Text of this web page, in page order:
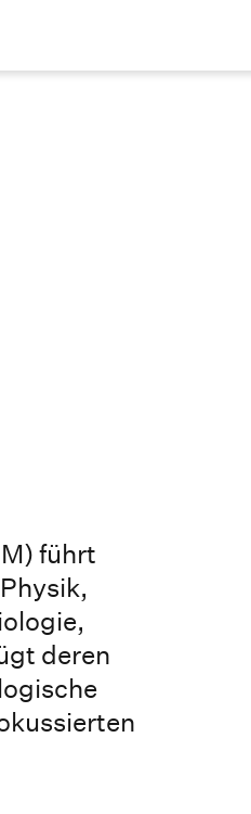
führt
deren